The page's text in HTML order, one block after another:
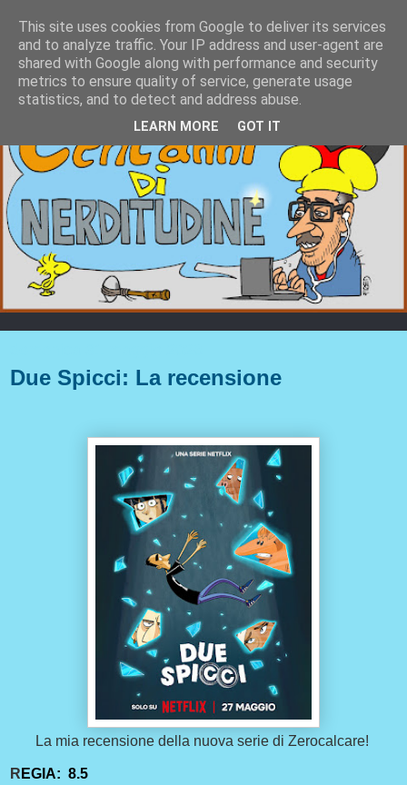
Due Spicci: La recensione
La mia recensione della nuova serie di Zerocalcare!
R EGIA: 8.5
This site uses cookies from Google to deliver its services
and to analyze traffic. Your IP address and user-agent are
shared with Google along with performance and security
metrics to ensure quality of service, generate usage
statistics, and to detect and address abuse.
LEARN MORE GOT IT